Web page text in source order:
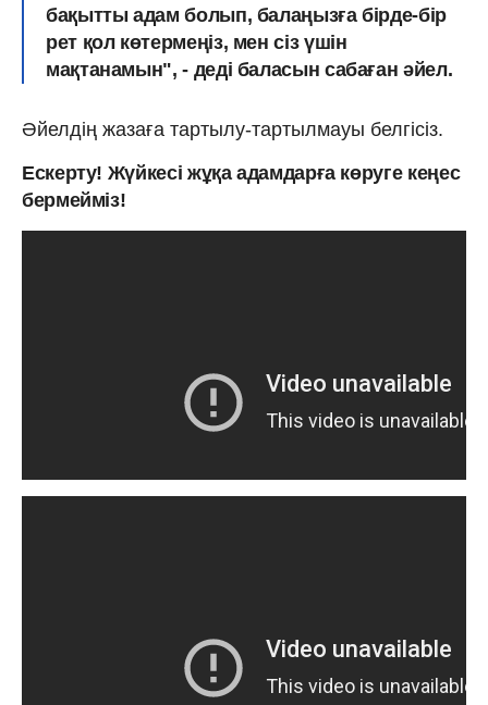
бақытты адам болып, балаңызға бірде-бір
рет қол көтермеңіз, мен сіз үшін
мақтанамын", - деді баласын сабаған әйел.
Әйелдің жазаға тартылу-тартылмауы белгісіз.
Ескерту! Жүйкесі жұқа адамдарға көруге кеңес
бермейміз!